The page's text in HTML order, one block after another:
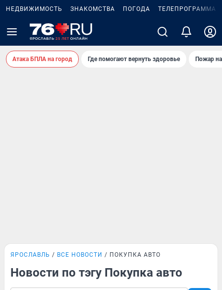
НЕДВИЖИМОСТЬ ЗНАКОМСТВА ПОГОДА ТЕЛЕПРОГРАММА
Атака БПЛА на город Где помогают вернуть здоровье Пожар
ЯРОСЛАВЛЬ ВСЕ НОВОСТИ ПОКУПКА АВТО
Новости по тэгу Покупка авто